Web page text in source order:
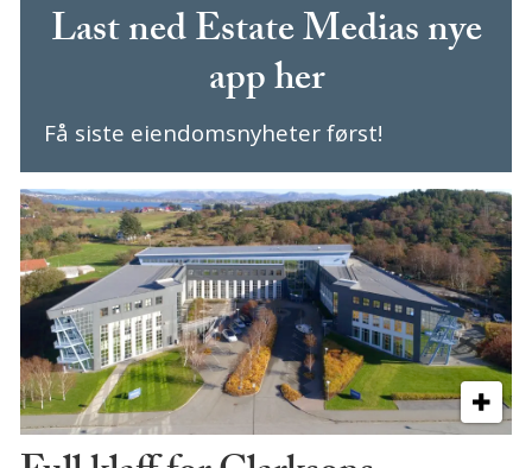
Last ned Estate Medias nye
app her
Få siste eiendomsnyheter først!